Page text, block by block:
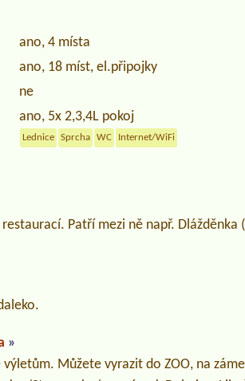
ano, 4 místa
ano, 18 míst, el.připojky
ne
ano, 5x 2,3,4L pokoj
Lednice Sprcha WC Internet/WiFi
Patří mezi ně např. Dlážděnka
»
Můžete vyrazit do ZOO, na